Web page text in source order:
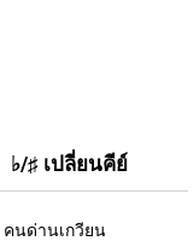
♭/♯ เปลี่ยนคีย์
คนด่านเกวียน